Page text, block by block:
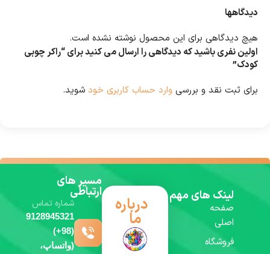
دیدگاهها
هیچ دیدگاهی برای این محصول نوشته نشده است.
اولین نفری باشید که دیدگاهی را ارسال می کنید برای “راکر چوبی
کودک”
برای ثبت نقد و بررسی وارد حساب کاربری خود شوید.
لینک های مهم
صفحه
اصلی
فروشگاه
درباره
ما
مسیر های
ارتباطی
شماره تماس
9128945321
(98+)
(واتساپ،